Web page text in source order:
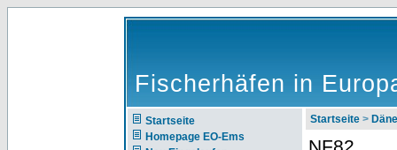
Fischerhäfen in
Startseite
Homepage EO-Ems
Startseite >